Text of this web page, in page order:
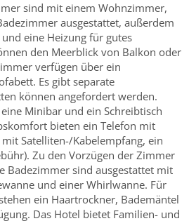
sind mit einem Wohnzimmer,
ausgestattet, außerdem
eine Heizung für gutes
den Meerblick von Balkon oder
verfügen über ein
Es gibt separate
können angefordert werden.
Minibar und ein Schreibtisch
bieten ein Telefon mit
Satelliten-/Kabelempfang, ein
Zu den Vorzügen der Zimmer
Badezimmer sind ausgestattet mit
und einer Whirlwanne. Für
ein Haartrockner, Bademäntel
Das Hotel bietet Familien- und